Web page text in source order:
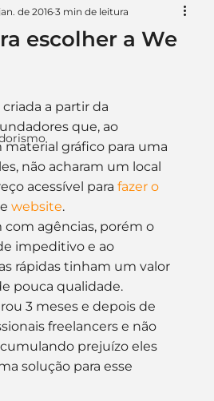
escolher a We
de 2016 3 min de leitura
de 5 estrelas.
a partir da
que, ao
gráfico para uma
não acharam um local
acessível para fazer o
e website.
agências, porém o
impeditivo e ao
rápidas tinham um valor
pouca qualidade.
3 meses e depois de
freelancers e não
prejuízo eles
solução para esse